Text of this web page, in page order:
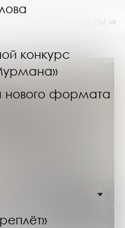
конкурс
нового формата
ПОКАЗАТЬ ПОДРАЗДЕЛЫ ⇒